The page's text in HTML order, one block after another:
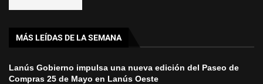
MÁS LEÍDAS DE LA SEMANA
Lanús Gobierno impulsa una nueva edición del Paseo de
Compras 25 de Mayo en Lanús Oeste